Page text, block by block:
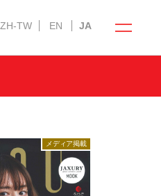
メディア掲載
ZH-TW EN JA